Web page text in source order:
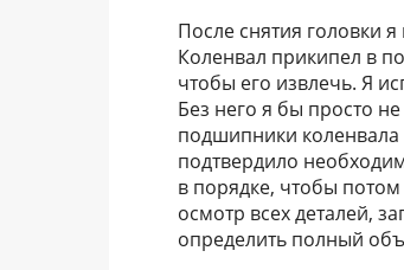
После снятия головки
Коленвал прикипел в
чтобы его извлечь. Я
Без него я бы просто
подшипники
подтвердило
в порядке, чтобы
осмотр всех деталей,
определить полный